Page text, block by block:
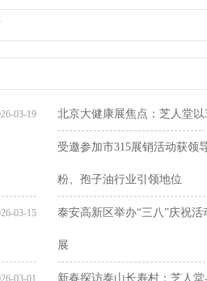
首届“望岳人才·乡村之星”颁奖暨座谈
03-19 北京大健康展焦点：芝人堂
受邀参加市315展销活动获领
粉、孢子油行业引领地位
03-15 泰安高新区举办“三八”庆祝
展
03-01 新春探访泰山长寿村：芝人